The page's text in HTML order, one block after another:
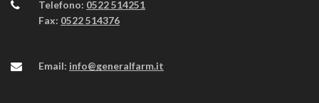
Telefono: 0522 514251
Fax: 0522 514376
Email: info@generalfarm.it